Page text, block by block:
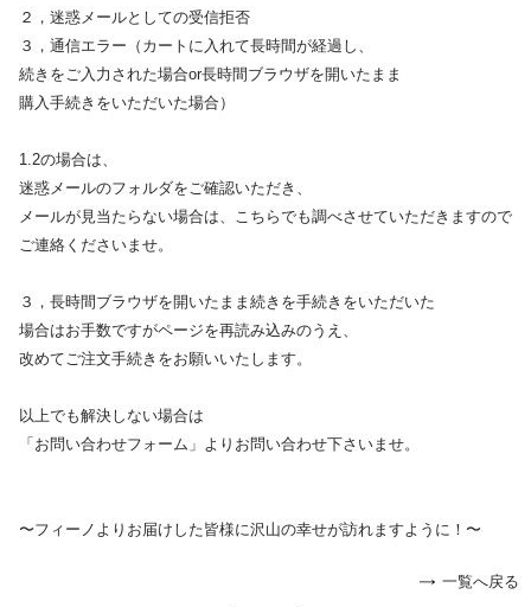
２，迷惑メールとしての受信拒否
３，通信エラー（カートに入れて長時間が経過し、
続きをご入力された場合or長時間ブラウザを開いたまま
購入手続きをいただいた場合）
1.2の場合は、
迷惑メールのフォルダをご確認いただき、
メールが見当たらない場合は、こちらでも調べさせていただきますので
ご連絡くださいませ。
３，長時間ブラウザを開いたまま続きを手続きをいただいた
場合はお手数ですがページを再読み込みのうえ、
改めてご注文手続きをお願いいたします。
以上でも解決しない場合は
「お問い合わせフォーム」よりお問い合わせ下さいませ。
〜フィーノよりお届けした皆様に沢山の幸せが訪れますように！〜
一覧へ戻る